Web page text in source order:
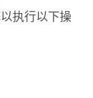
以执行以下操